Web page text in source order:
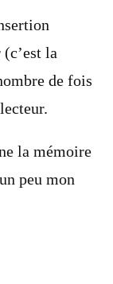
la
de fois
la mémoire
peu mon